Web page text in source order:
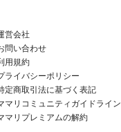
営会社
問い合わせ
用規約
ライバシーポリシー
定商取引法に基づく表記
マリコミュニティガイドライン
マリプレミアムの解約